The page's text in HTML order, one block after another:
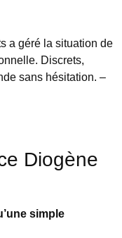
a géré la situation de
Discrets,
sans hésitation. –
Diogène
simple